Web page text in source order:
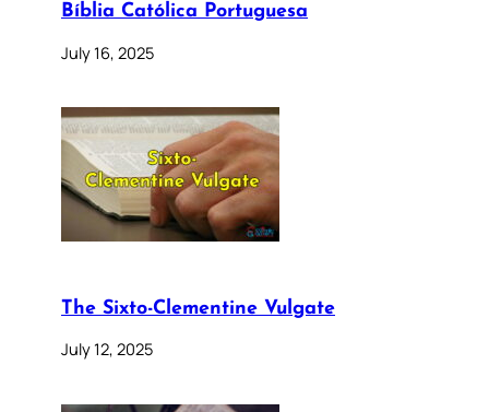
Bíblia Católica Portuguesa
July 16, 2025
The Sixto-Clementine Vulgate
July 12, 2025